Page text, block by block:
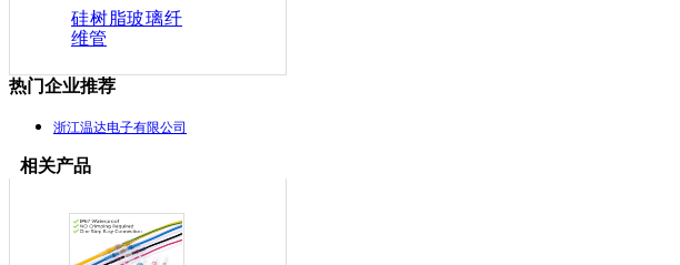
硅树脂玻璃纤
维管
热门企业推荐
浙江温达电子有限公司
相关产品